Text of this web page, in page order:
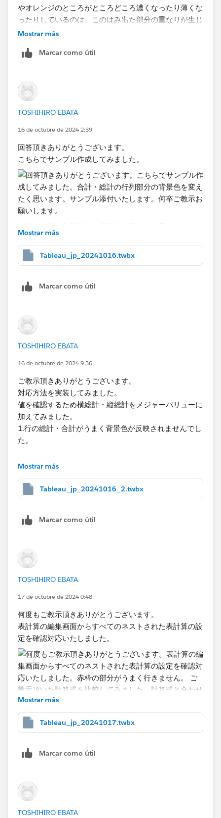
やオレンジのところがところどころ濃くなったり薄くな
ったりしているのは、このはみ出た部分の重なりが生じ
るためです。
テキスト表に対して不連続値で色付けを行うときは、マ
ークタイプを棒グラフにし、サイズに適当な統一の値
（次の図の例だとMIN(0)のフィールド）を入れてサイ
ズ調整のバーを最大まで引き上げておくとマークをはみ
出さずに済みます。セルの境目が分かりにくいときは色
のボーダーを適当な薄い灰色などに設定すると分かりや
Mostrar más
Marcar como útil
TOSHIHIRO EBATA
16 de octubre de 2024 2:39
回答頂きありがとうございます。
こちらでサンプル作成してみました。
サンプル添付いたします。
何卒ご教示お願いします。
Mostrar más
Tableau_jp_20241016.twbx
Marcar como útil
TOSHIHIRO EBATA
16 de octubre de 2024 9:36
ご教示頂きありがとうございます。
対応方法を実装してみました。
値を確認するため横総計・縦総計をメジャーバリューに
加えてみました。​
1.行の総計・合計が​うまく背景色が反映されませんでし
た。
頂いたViz​も同様に確認しました。
実装した横総計は「表（横)に沿った横集計」​
縦総計は「表（横)に沿った縦集計」​となります。
横総計」
縦総計は「Af, ADays, Af(分類） に沿った 縦総計」とな
ります。
できていない感じです。
頂いたvizに対して[​Rf(分類)][Af(分類）]​[横NULL]を計
算式で追加しています。
表計算に関しての設定は下記の通りで実装したVizも項
目が異なりますが
同様の設定を​[横NULL][横総計][縦NULL][縦総計]にし
2.本来は小計判定でない箇所に小計の背景色となりま
す。
Mostrar más
Tableau_jp_20241016_2.twbx
Marcar como útil
TOSHIHIRO EBATA
17 de octubre de 2024 0:48
何度もご教示頂きありがとうございます。
表計算の編集画面からすべてのネストされた表計算の設
定を確認対応いたしました。
赤枠の部分がうまく行きません。
計算式と合わせ表のネストの設定も大丈夫に思えます。
Mostrar más
Tableau_jp_20241017.twbx
Marcar como útil
TOSHIHIRO EBATA